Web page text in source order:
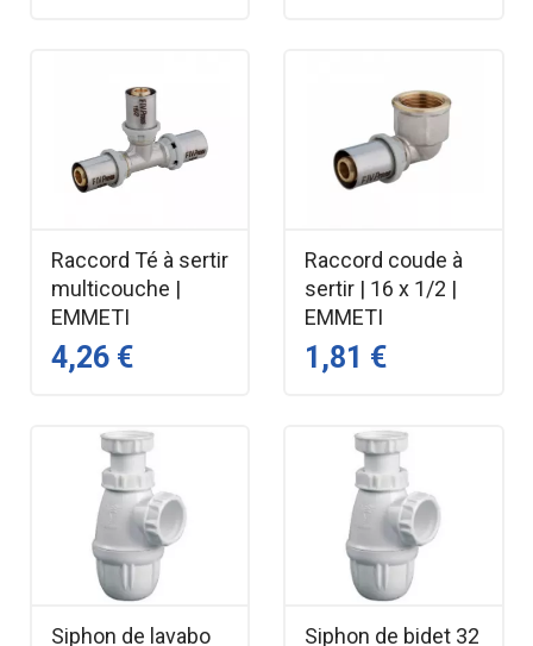
Raccord Té à sertir
multicouche |
EMMETI
4,26 €
Raccord coude à
sertir | 16 x 1/2 |
EMMETI
1,81 €
Siphon de lavabo
Siphon de bidet 32